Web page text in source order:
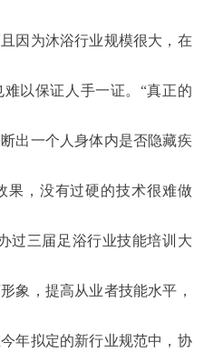
因为沐浴行业规模很大，在
以保证人手一证。“真正的
出一个人身体内是否隐藏疾
果，没有过硬的技术很难做
过三届足浴行业技能培训大
象，提高从业者技能水平，
年拟定的新行业规范中，协